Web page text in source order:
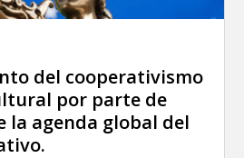
del cooperativismo
por parte de
la agenda global del